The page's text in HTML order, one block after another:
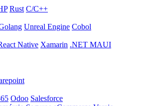
Rust C/C++
Unreal Engine Cobol
Native Xamarin .NET MAUI
Odoo Salesforce